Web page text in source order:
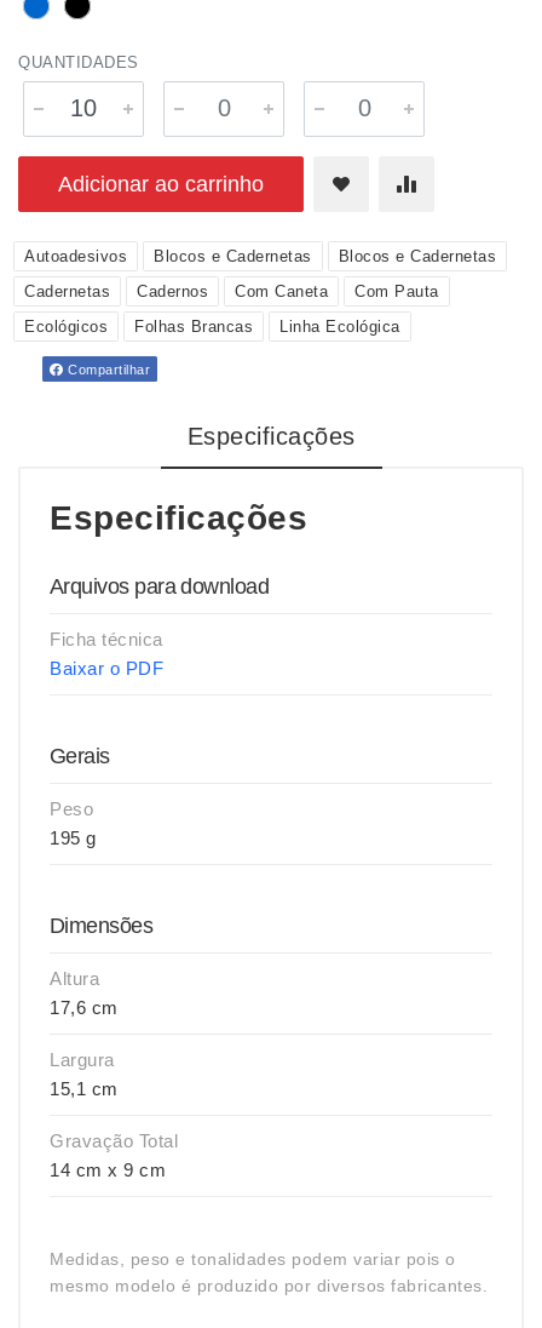
QUANTIDADES
Adicionar ao carrinho
Autoadesivos Blocos e Cadernetas
Blocos e Cadernetas
Cadernetas
Cadernos Com Caneta
Com Pauta
Ecológicos
Folhas Brancas Linha Ecológica
Compartilhar
Especificações
Especificações
Arquivos para download
Ficha técnica
Baixar o PDF
Gerais
Peso
195 g
Dimensões
Altura
17,6 cm
Largura
15,1 cm
Gravação Total
14 cm x 9 cm
Medidas, peso e tonalidades podem variar pois o
mesmo modelo é produzido por diversos fabricantes.